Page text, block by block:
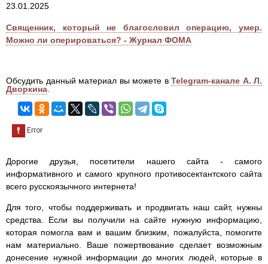
23.01.2025
Священник, который не благословил операцию, умер.
Можно ли оперироваться? - Журнал ФОМА
Обсудить данный материал вы можете в Telegram-канале А. Л.
Дворкина
Дорогие друзья, посетители нашего сайта - самого
информативного и самого крупного противосектантского сайта
всего русскоязычного интернета!
Для того, чтобы поддерживать и продвигать наш сайт, нужны
средства. Если вы получили на сайте нужную информацию,
которая помогла вам и вашим близким, пожалуйста, помогите
нам материально. Ваше пожертвование сделает возможным
донесение нужной информации до многих людей, которые в